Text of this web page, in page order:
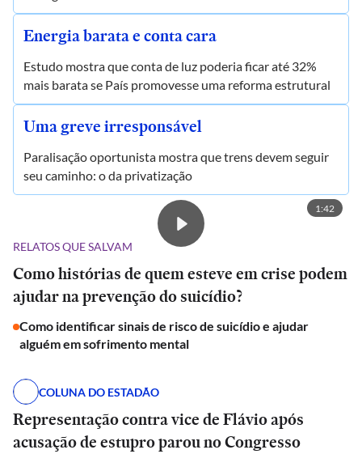
Energia barata e conta cara
Estudo mostra que conta de luz poderia ficar até 32%
mais barata se País promovesse uma reforma estrutural
Uma greve irresponsável
Paralisação oportunista mostra que trens devem seguir
seu caminho: o da privatização
1:42
RELATOS QUE SALVAM
Como histórias de quem esteve em crise podem
ajudar na prevenção do suicídio?
Como identificar sinais de risco de suicídio e ajudar
alguém em sofrimento mental
COLUNA DO ESTADÃO
Representação contra vice de Flávio após
acusação de estupro parou no Congresso